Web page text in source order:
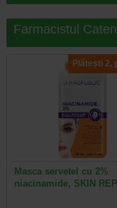
Farmacistul
Plătești 2,
Masca servetel cu 2%
niacinamide, SKIN